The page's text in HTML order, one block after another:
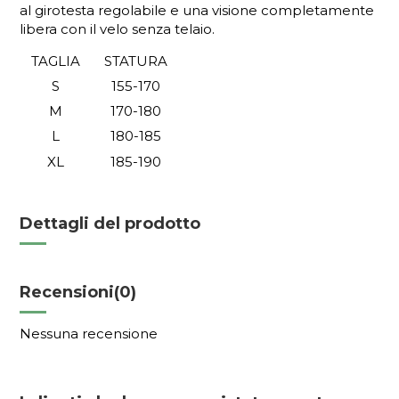
al girotesta regolabile e una visione completamente
libera con il velo senza telaio.
TAGLIA
STATURA
S
155-170
M
170-180
L
180-185
XL
185-190
Dettagli del prodotto
Recensioni(0)
Nessuna recensione